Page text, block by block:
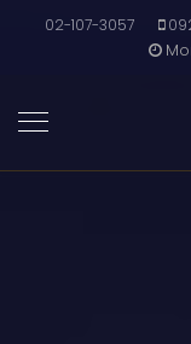
02-107-3057